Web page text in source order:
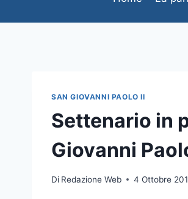
SAN GIOVANNI PAOLO II
Settenario in
Giovanni
Di Redazione Web 4 Ottobre